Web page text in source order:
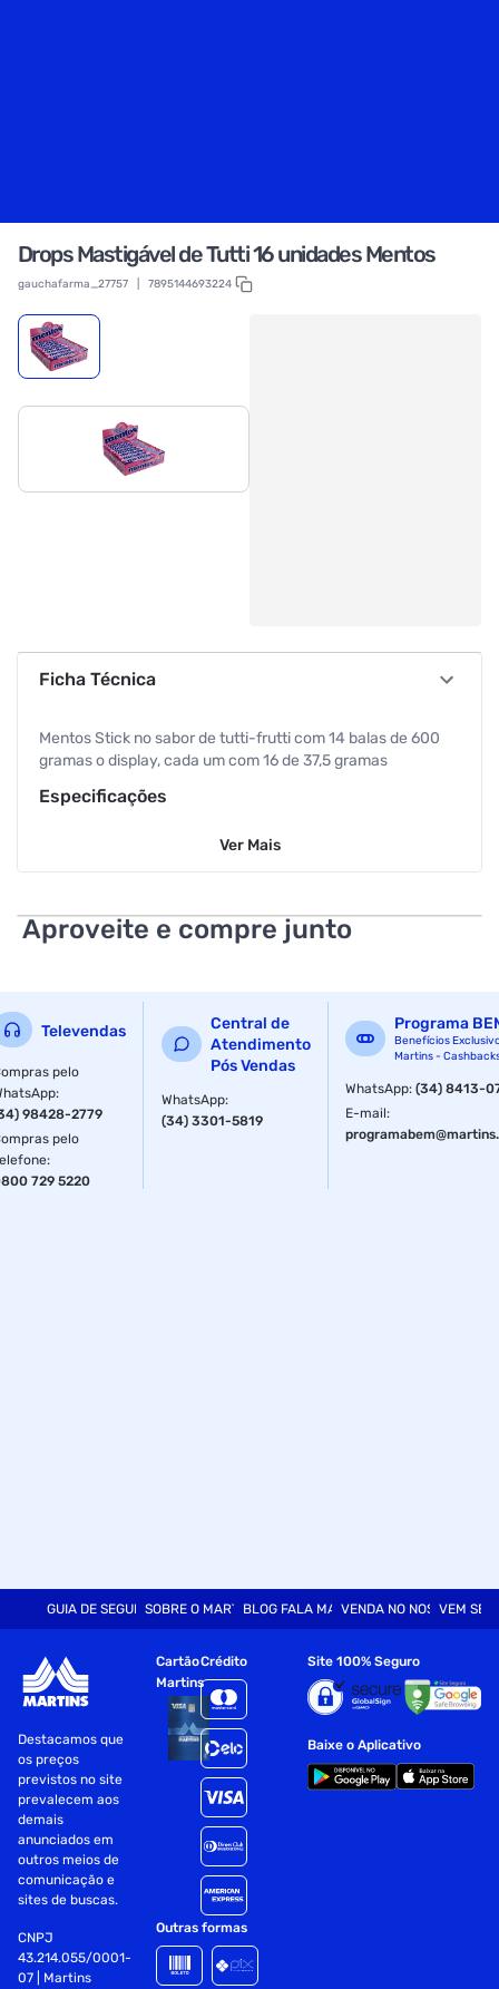
Drops Mastigável de Tutti 16 unidades Mentos
gauchafarma_27757 7895144693224
Ficha Técnica
Mentos Stick no sabor de tutti-frutti com 14 balas de 600
gramas o display, cada um com 16 de 37,5 gramas
Especificações
Fruit
Ver Mais
Aproveite e compre junto
Televendas
pelo
:
98428-2779
pelo
:
729 5220
Central de
Atendimento
Pós Vendas
WhatsApp:
(34) 3301-5819
Programa
Benefícios
Martins -
WhatsApp:(34) 8413-
E-mail:
GUIA DE SEGURANÇASOBRE O MARTINSBLOG FALA MARTVENDA NO NOSSO SITE
VEM SER
Destacamos que
os preços
previstos no site
prevalecem aos
demais
anunciados em
outros meios de
comunicação e
sites de buscas.
CNPJ
43.214.055/0001-
07 | Martins
Cartão
Martins
Crédito
Outras formas
Site 100% Seguro
Baixe o Aplicativo